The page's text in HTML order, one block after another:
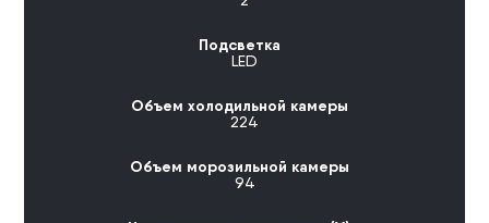
Подсветка
LED
Объем холодильной камеры
224
Объем морозильной камеры
94